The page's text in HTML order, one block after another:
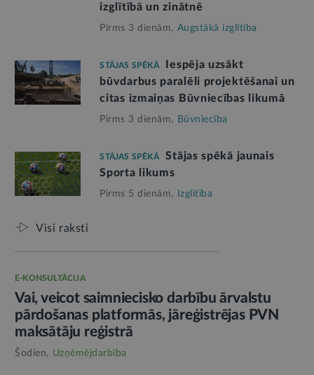
izglītībā un zinātnē
Pirms 3 dienām, Augstākā izglītība
STĀJAS SPĒKĀ
Iespēja uzsākt
būvdarbus paralēli projektēšanai un
citas izmaiņas Būvniecības likumā
Pirms 3 dienām, Būvniecība
STĀJAS SPĒKĀ
Stājas spēkā jaunais
Sporta likums
Pirms 5 dienām, Izglītība
Visi raksti
E-KONSULTĀCIJA
Vai, veicot saimniecisko darbību ārvalstu
pārdošanas platformās, jāreģistrējas PVN
maksātāju reģistrā
Šodien, Uzņēmējdarbība